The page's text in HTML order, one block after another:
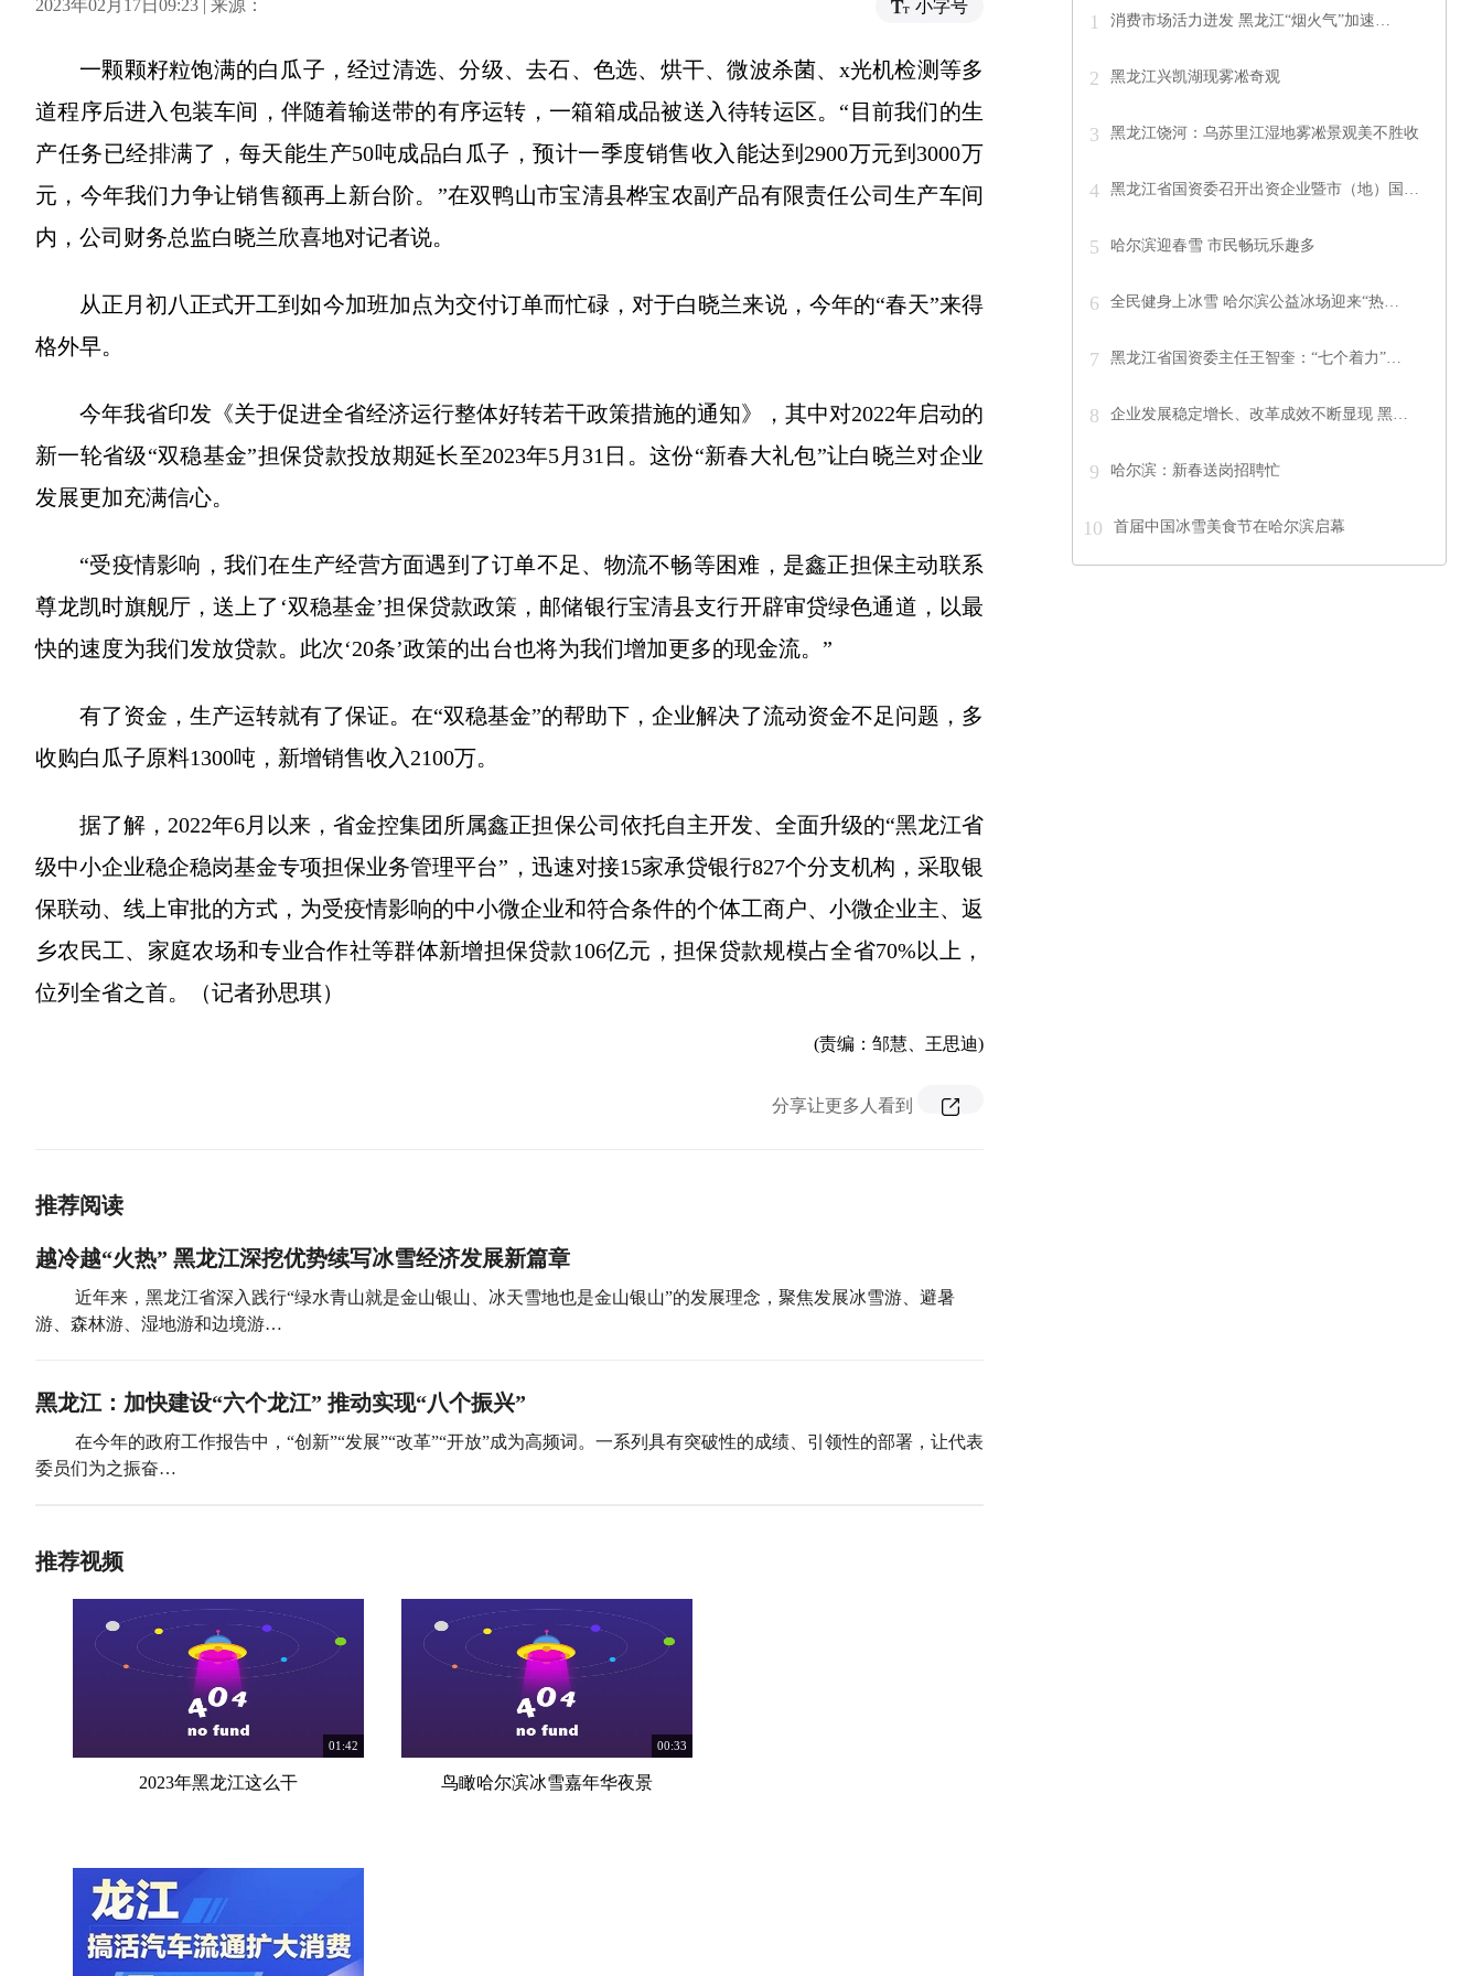
2023年02月17日09:23 | 来源： 小字号
一颗颗籽粒饱满的白瓜子，经过清选、分级、去石、色选、烘干、微波杀菌、x光机检测等多
道程序后进入包装车间，伴随着输送带的有序运转，一箱箱成品被送入待转运区。“目前我们的生
产任务已经排满了，每天能生产50吨成品白瓜子，预计一季度销售收入能达到2900万元到3000万
元，今年我们力争让销售额再上新台阶。”在双鸭山市宝清县桦宝农副产品有限责任公司生产车间
内，公司财务总监白晓兰欣喜地对记者说。
从正月初八正式开工到如今加班加点为交付订单而忙碌，对于白晓兰来说，今年的“春天”来得
格外早。
今年我省印发《关于促进全省经济运行整体好转若干政策措施的通知》，其中对2022年启动的
新一轮省级“双稳基金”担保贷款投放期延长至2023年5月31日。这份“新春大礼包”让白晓兰对企业
发展更加充满信心。
“受疫情影响，我们在生产经营方面遇到了订单不足、物流不畅等困难，是鑫正担保主动联系
尊龙凯时旗舰厅，送上了‘双稳基金’担保贷款政策，邮储银行宝清县支行开辟审贷绿色通道，以最
快的速度为我们发放贷款。此次‘20条’政策的出台也将为我们增加更多的现金流。”
有了资金，生产运转就有了保证。在“双稳基金”的帮助下，企业解决了流动资金不足问题，多
收购白瓜子原料1300吨，新增销售收入2100万。
据了解，2022年6月以来，省金控集团所属鑫正担保公司依托自主开发、全面升级的“黑龙江省
级中小企业稳企稳岗基金专项担保业务管理平台”，迅速对接15家承贷银行827个分支机构，采取银
保联动、线上审批的方式，为受疫情影响的中小微企业和符合条件的个体工商户、小微企业主、返
乡农民工、家庭农场和专业合作社等群体新增担保贷款106亿元，担保贷款规模占全省70%以上，
位列全省之首。（记者孙思琪）
(责编：邹慧、王思迪)
分享让更多人看到
推荐阅读
越冷越“火热” 黑龙江深挖优势续写冰雪经济发展新篇章
近年来，黑龙江省深入践行“绿水青山就是金山银山、冰天雪地也是金山银山”的发展理念，聚焦发展冰雪游、避暑
游、森林游、湿地游和边境游…
黑龙江：加快建设“六个龙江” 推动实现“八个振兴”
在今年的政府工作报告中，“创新”“发展”“改革”“开放”成为高频词。一系列具有突破性的成绩、引领性的部署，让代表
委员们为之振奋…
推荐视频
2023年黑龙江这么干
01:42
鸟瞰哈尔滨冰雪嘉年华夜景
00:33
1 消费市场活力迸发 黑龙江“烟火气”加速…
2 黑龙江兴凯湖现雾凇奇观
3 黑龙江饶河：乌苏里江湿地雾凇景观美不胜收
4 黑龙江省国资委召开出资企业暨市（地）国…
5 哈尔滨迎春雪 市民畅玩乐趣多
6 全民健身上冰雪 哈尔滨公益冰场迎来“热…
7 黑龙江省国资委主任王智奎：“七个着力”…
8 企业发展稳定增长、改革成效不断显现 黑…
9 哈尔滨：新春送岗招聘忙
10 首届中国冰雪美食节在哈尔滨启幕